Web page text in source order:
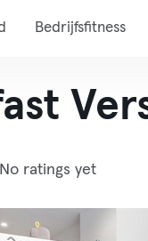
Bedrijfsfitness
No ratings yet